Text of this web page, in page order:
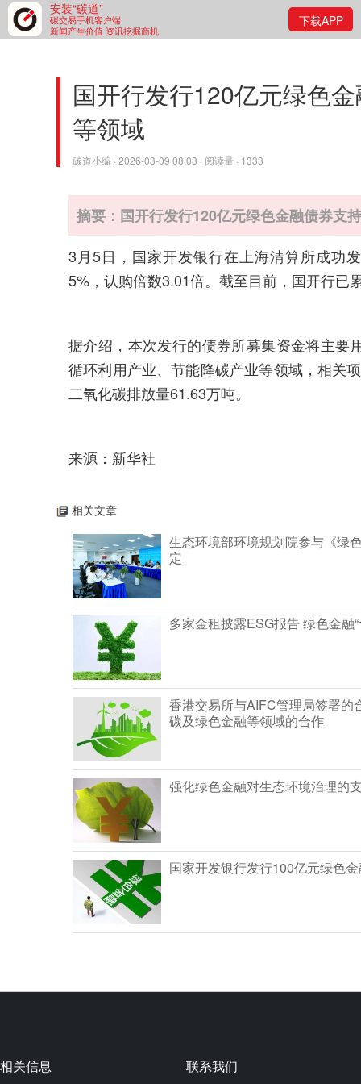
安装“碳道”
碳交易手机客户端
新闻产生价值 资讯挖掘商机
下载APP
国开行发行120亿元绿色
等领域
碳道小编 · 2026-03-09 08:03 · 阅读量 · 1333
摘要：国开行发行120亿元绿色金融债券支
3月5日，国家开发银行在上海清算所成功
5%，认购倍数3.01倍。截至目前，国开行已
据介绍，本次发行的债券所募集资金将主要
循环利用产业、节能降碳产业等领域，相关
二氧化碳排放量61.63万吨。
来源：新华社
相关文章
生态环境部环境规划院参与《绿
定
多家金租披露ESG报告 绿色金融
香港交易所与AIFC管理局签署的
碳及绿色金融等领域的合作
强化绿色金融对生态环境治理的
国家开发银行发行100亿元绿色
相关信息 联系我们